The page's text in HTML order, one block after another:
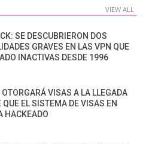
VIEW ALL
SE DESCUBRIERON DOS
GRAVES EN LAS VPN QUE
INACTIVAS DESDE 1996
OTORGARÁ VISAS A LA LLEGADA
QUE EL SISTEMA DE VISAS EN
HACKEADO